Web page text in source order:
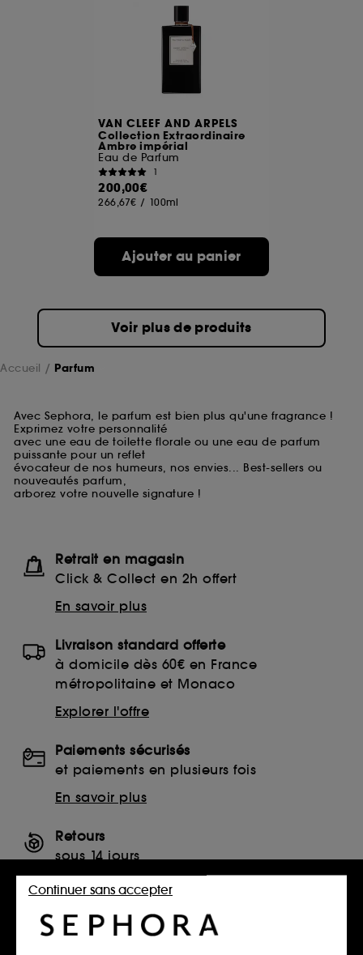
VAN CLEEF AND ARPELS
Collection Extraordinaire
Ambre impérial
Eau de Parfum
1
200,00€
266,67€ / 100ml
Ajouter au panier
Voir plus de produits
Accueil Parfum
Avec Sephora, le parfum est bien plus qu'une fragrance !
Exprimez votre personnalité
avec une eau de toilette florale ou une eau de parfum
puissante pour un reflet
évocateur de nos humeurs, nos envies... Best-sellers ou
nouveautés parfum,
arborez votre nouvelle signature !
Retrait en magasin
Click & Collect en 2h offert
En savoir plus
Livraison standard offerte
à domicile dès 60€ en France
métropolitaine et Monaco
Explorer l'offre
Paiements sécurisés
et paiements en plusieurs fois
En savoir plus
Retours
sous 14 jours
Retourner mon article
SERVICES, CONTACT ET CONDITIONS DES OFFRES
Continuer sans accepter